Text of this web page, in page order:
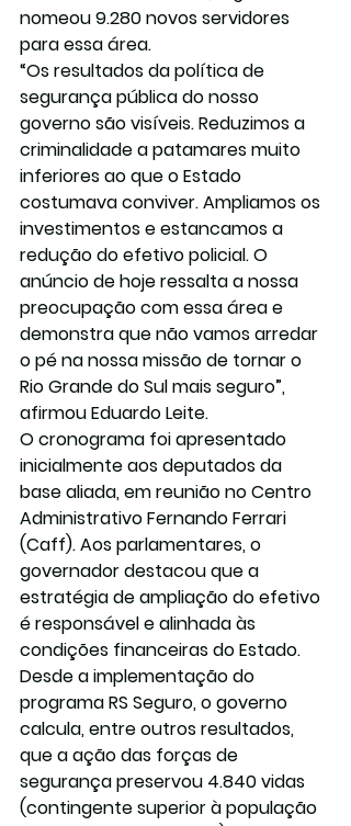
nomeou 9.280 novos servidores
para essa área.
“Os resultados da política de
segurança pública do nosso
governo são visíveis. Reduzimos a
criminalidade a patamares muito
inferiores ao que o Estado
costumava conviver. Ampliamos os
investimentos e estancamos a
redução do efetivo policial. O
anúncio de hoje ressalta a nossa
preocupação com essa área e
demonstra que não vamos arredar
o pé na nossa missão de tornar o
Rio Grande do Sul mais seguro”,
afirmou Eduardo Leite.
O cronograma foi apresentado
inicialmente aos deputados da
base aliada, em reunião no Centro
Administrativo Fernando Ferrari
(Caff). Aos parlamentares, o
governador destacou que a
estratégia de ampliação do efetivo
é responsável e alinhada às
condições financeiras do Estado.
Desde a implementação do
programa RS Seguro, o governo
calcula, entre outros resultados,
que a ação das forças de
segurança preservou 4.840 vidas
(contingente superior à população